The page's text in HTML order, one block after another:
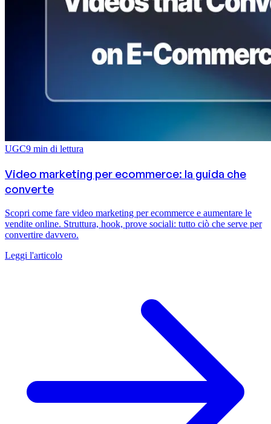
UGC9 min di lettura
Video marketing per ecommerce: la guida che
converte
Scopri come fare video marketing per ecommerce e aumentare le
vendite online. Struttura, hook, prove sociali: tutto ciò che serve per
convertire davvero.
Leggi l'articolo